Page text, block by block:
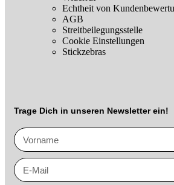
Echtheit von
AGB
Streitbeilegungsstelle
Cookie Einstellungen
Stickzebras
Trage Dich in unseren Newsletter ein!